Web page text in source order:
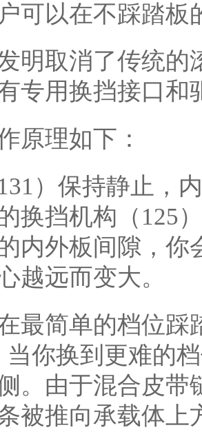
可以在不踩踏板
明取消了传统的
专用换挡接口和
原理如下：
）保持静止，
换挡机构（125
内外板间隙，你
越远而变大。
最简单的档位踩
当你换到更难的
。由于混合皮带
被推向承载体上